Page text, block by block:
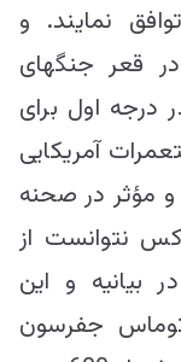
نمایند. و
قعر جنگهای
درجه اول برای
آمریکایی
مؤثر در صحنه
نتوانست از
بیانیه و این
جفرسون